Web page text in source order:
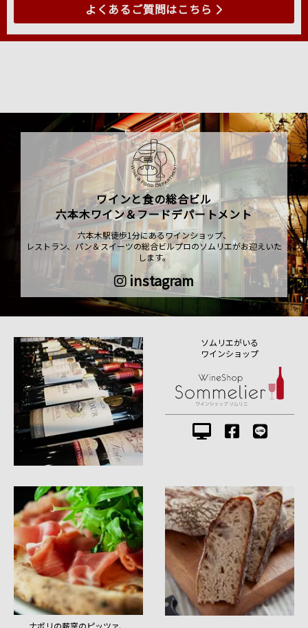
よくあるご質問はこちら
ワインと食の総合ビル
六本木ワイン＆フードデパートメント
六本木駅徒歩1分にあるワインショップ、
レストラン、パン＆スイーツの総合ビルプロのソムリエがお迎えいた
します。
instagram
ソムリエがいる
ワインショップ
ナポリの薪窯のピッツァ、